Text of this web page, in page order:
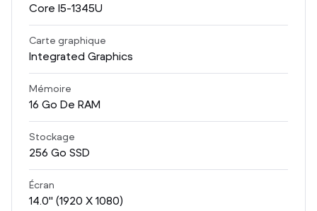
Core I5-1345U
Carte graphique
Integrated Graphics
Mémoire
16 Go De RAM
Stockage
256 Go SSD
Écran
14.0" (1920 X 1080)